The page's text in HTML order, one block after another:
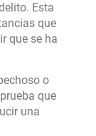
Esta
que
que se ha
o
que
una